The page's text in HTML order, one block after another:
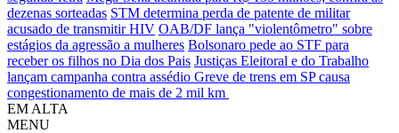
dezenas sorteadas STM determina perda de patente de militar
acusado de transmitir HIV OAB/DF lança "violentômetro" sobre
estágios da agressão a mulheres Bolsonaro pede ao STF para
receber os filhos no Dia dos Pais Justiças Eleitoral e do Trabalho
lançam campanha contra assédio Greve de trens em SP causa
congestionamento de mais de 2 mil km
EM ALTA
MENU